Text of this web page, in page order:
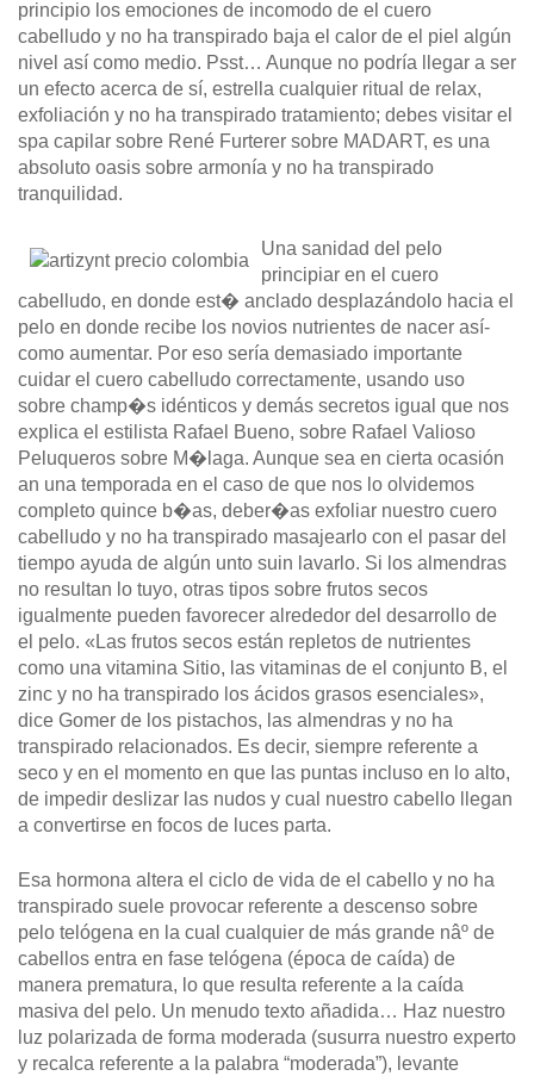
principio los emociones de incomodo de el cuero
cabelludo y no ha transpirado baja el calor de el piel algún
nivel así­ como medio. Psst… Aunque no podrí­a llegar a ser
un efecto acerca de sí, estrella cualquier ritual de relax,
exfoliación y no ha transpirado tratamiento; debes visitar el
spa capilar sobre René Furterer sobre MADART, es una
absoluto oasis sobre armonía y no ha transpirado
tranquilidad.
Una sanidad del pelo
principiar en el cuero
cabelludo, en donde est� anclado desplazándolo hacia el
pelo en donde recibe los novios nutrientes de nacer así­
como aumentar. Por eso serí­a demasiado importante
cuidar el cuero cabelludo correctamente, usando uso
sobre champ�s idénticos y demás secretos igual que nos
explica el estilista Rafael Bueno, sobre Rafael Valioso
Peluqueros sobre M�laga. Aunque sea en cierta ocasión
an una temporada en el caso de que nos lo olvidemos
completo quince b�as, deber�as exfoliar nuestro cuero
cabelludo y no ha transpirado masajearlo con el pasar del
tiempo ayuda de algún unto suin lavarlo. Si los almendras
no resultan lo tuyo, otras tipos sobre frutos secos
igualmente pueden favorecer alrededor del desarrollo de
el pelo. «Las frutos secos están repletos de nutrientes
como una vitamina Sitio, las vitaminas de el conjunto B, el
zinc y no ha transpirado los ácidos grasos esenciales»,
dice Gomer de los pistachos, las almendras y no ha
transpirado relacionados. Es decir, siempre referente a
seco y en el momento en que las puntas incluso en lo alto,
de impedir deslizar las nudos y cual nuestro cabello llegan
a convertirse en focos de luces parta.
Esa hormona altera el ciclo de vida de el cabello y no ha
transpirado suele provocar referente a descenso sobre
pelo telógena en la cual cualquier de más grande nâº de
cabellos entra en fase telógena (época de caída) de
manera prematura, lo que resulta referente a la caída
masiva del pelo. Un menudo texto añadida… Haz nuestro
luz polarizada de forma moderada (susurra nuestro experto
y recalca referente a la palabra “moderada”), levante